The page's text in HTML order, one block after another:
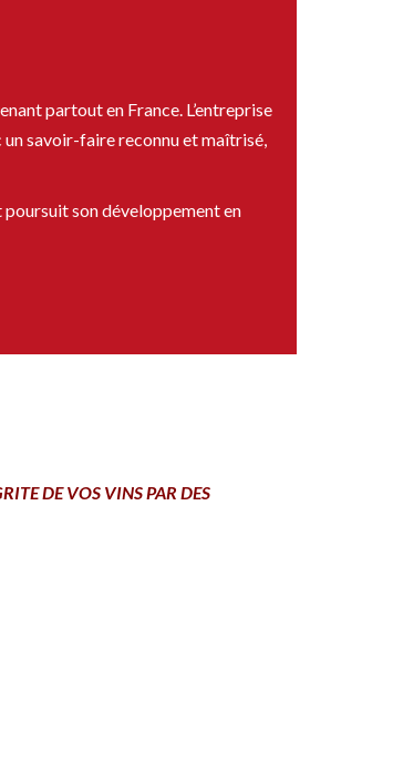
partout en France. L’entreprise
savoir-faire reconnu et maîtrisé,
poursuit son développement en
DE VOS VINS PAR DES